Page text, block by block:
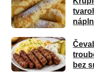
bez